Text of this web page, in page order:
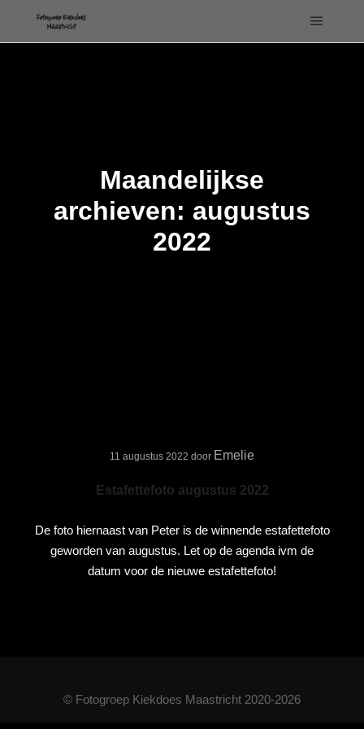
Maandelijkse
archieven: augustus
2022
11 augustus 2022 door Emelie
Estafettefoto augustus 2022
De foto hiernaast van Peter is de winnende estafettefoto
geworden van augustus. Let op de agenda ivm de
datum voor de nieuwe estafettefoto!
© Fotogroep Kiekdoes Maastricht 2020-2026